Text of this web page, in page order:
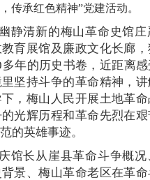
传承红色精神”党建活动。
静清新的梅山革命史馆庄
育展馆及廉政文化长廊
年的历史书卷，近距离
坚持斗争的革命精神，
，梅山人民开展土地革命
光辉历程和革命先烈在
的英雄事迹。
馆长从崖县革命斗争概
景、梅山革命老区在革